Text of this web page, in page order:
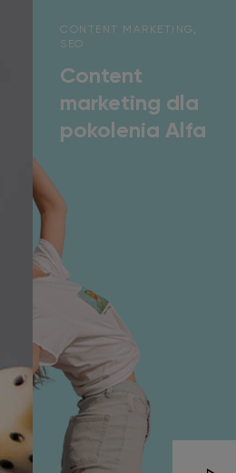
CONTENT MARKETING,
SEO
Content
marketing dla
pokolenia Alfa